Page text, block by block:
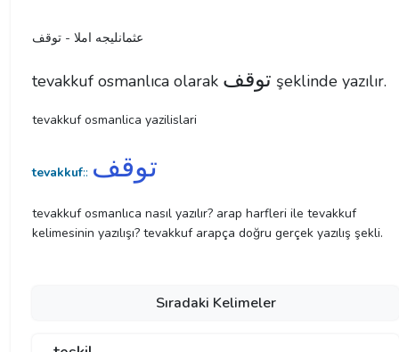
عثمانليجه املا - توقف
tevakkuf osmanlıca olarak توقف şeklinde yazılır.
tevakkuf osmanlica yazilislari
tevakkuf:: توقف
tevakkuf osmanlıca nasıl yazılır? arap harfleri ile tevakkuf
kelimesinin yazılışı? tevakkuf arapça doğru gerçek yazılış şekli.
Sıradaki Kelimeler